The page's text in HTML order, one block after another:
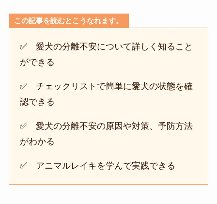
この記事を読むとこうなれます。
✅ 愛犬の分離不安について詳しく知ること
ができる
✅ チェックリストで簡単に愛犬の状態を確
認できる
✅ 愛犬の分離不安の原因や対策、予防方法
がわかる
✅ アニマルレイキを学んで実践できる